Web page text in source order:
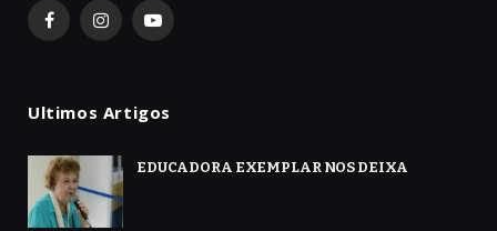
FacebookInstagramYouTube
Ultimos Artigos
EDUCADORA EXEMPLAR NOS DEIXA